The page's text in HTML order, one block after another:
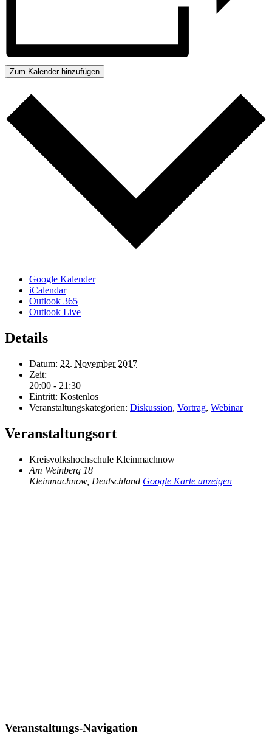
Zum Kalender hinzufügen
Google Kalender
iCalendar
Outlook 365
Outlook Live
Details
Datum: 22. November 2017
Zeit:
20:00 - 21:30
Eintritt: Kostenlos
Veranstaltungskategorien: Diskussion, Vortrag, Webinar
Veranstaltungsort
Kreisvolkshochschule Kleinmachnow
Am Weinberg 18
Kleinmachnow, Deutschland Google Karte anzeigen
Veranstaltungs-Navigation